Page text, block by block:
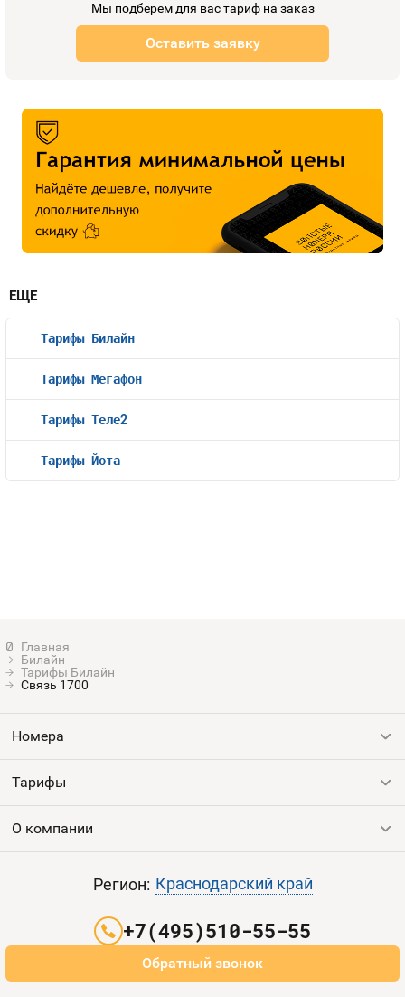
Билайн
Тарифы Билайн
Связь 1700
Мы подберем для вас тариф на заказ
Оставить заявку
ЕЩЕ
Тарифы Билайн
Тарифы Мегафон
Тарифы Теле2
Тарифы Йота
Номера
Все номера
Тарифы
Выгодные тарифы
О компании
Оплата и доставка
Регион: Краснодарский край
+7(495)510-55-55
Обратный звонок